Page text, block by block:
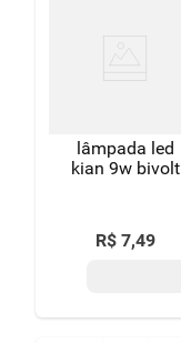
lâmpada led
kian 9w bivolt
R$ 7,49